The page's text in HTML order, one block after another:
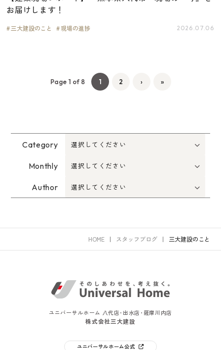
お届けします！
三大建設のこと 現場の進捗 2026.07.06
Page 1 of 8 1 2 › »
Category
Monthly
Author
HOME スタッフブログ 三大建設のこと
ユニバーサルホーム 八代店･出水店･薩摩川内店
株式会社三大建設
ユニバーサルホーム公式